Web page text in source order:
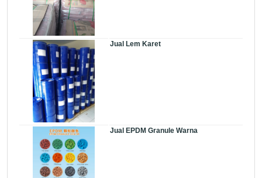
Jual Lem Karet
Jual EPDM Granule Warna